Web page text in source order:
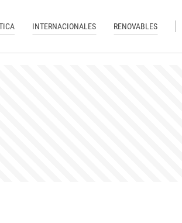
INTERNACIONALES RENOVABLES